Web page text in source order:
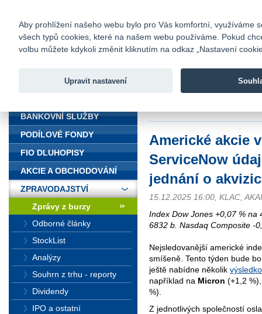
Fio banka
Fio banka
Americké akcie
ServiceNow
jednání o
15.12.2025 16:00, KLAC,
Index Dow Jones +0,07 % na
6832 b. Nasdaq Composite -
Nejsledovanější americké
smíšeně. Tento týden bude
ještě nabídne několik
například na Micron (+1,2
%).
Z jednotlivých společností
BANKOVNÍ SLUŽBY
PODÍLOVÉ FONDY
FIO DLUHOPISY
AKCIE A OBCHODOVÁNÍ
ZPRAVODAJSTVÍ
Zprávy z burzy
Odborné články
StockList
Analýzy
Souhrn z trhu - reporty
Dividendy
IPO a ostatní
Aby prohlížení našeho webu bylo pro Vás komfortní, využíváme
všech typů cookies, které na našem webu používáme. Pokud
volbu můžete kdykoli změnit kliknutím na odkaz „Nastavení
Upravit nastavení